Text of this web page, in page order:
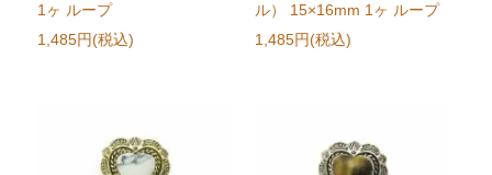
1ヶ ループ
1,485円(税込)
ル） 15×16mm 1ヶ ループ
1,485円(税込)